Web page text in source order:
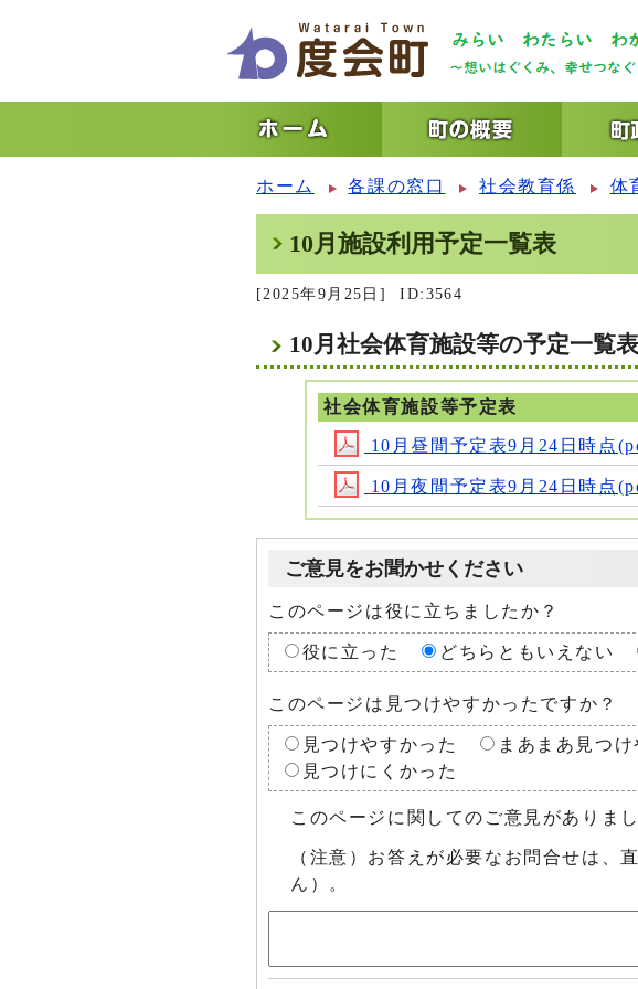
ホーム 各課の窓口 社会教育係 体
10月施設利用予定一覧表
[2025年9月25日] ID:3564
10月社会体育施設等の予定一覧
社会体育施設等予定表
10月昼間予定表9月24日時点
10月夜間予定表9月24日時点
ご意見をお聞かせください
このページは役に立ちましたか？
役に立った どちらともいえない
このページは見つけやすかったですか？
見つけやすかった まあまあ見つ
見つけにくかった
このページに関してのご意見がありま
（注意）お答えが必要なお問合せは、
ん）。